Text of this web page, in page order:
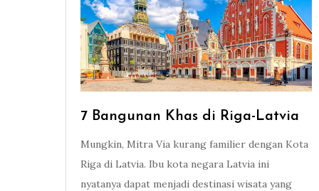
7 Bangunan Khas di Riga-Latvia
Mungkin, Mitra Via kurang familier dengan Kota
Riga di Latvia. Ibu kota negara Latvia ini
nyatanya dapat menjadi destinasi wisata yang